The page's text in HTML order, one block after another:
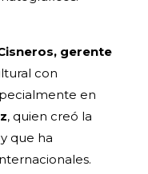
gerente
con
en
, quien creó la
y que ha